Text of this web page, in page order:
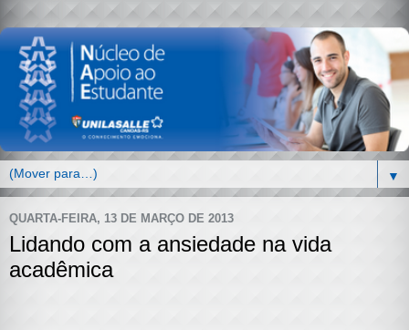
▼
QUARTA-FEIRA, 13 DE MARÇO DE 2013
Lidando com a ansiedade na vida
acadêmica